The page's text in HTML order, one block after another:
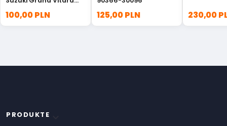
100,00 PLN 125,00 PLN 230,00
PRODUKTE